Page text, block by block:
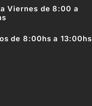
Viernes de 8:00 a
de 8:00hs a 13:00hs